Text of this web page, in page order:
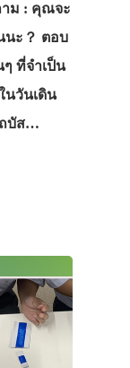
าม : คุณจะ
นะ？ ตอบ
ที่จำเป็น
นวันเดิน
ถบัส…